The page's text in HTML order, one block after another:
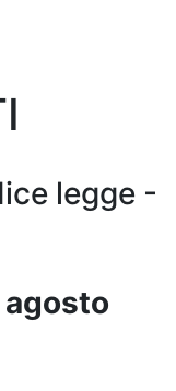
legge -
agosto